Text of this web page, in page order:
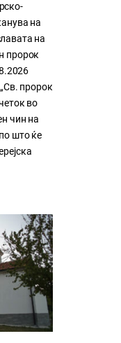
на
на
пророк
пророк
во
чин на
што ќе